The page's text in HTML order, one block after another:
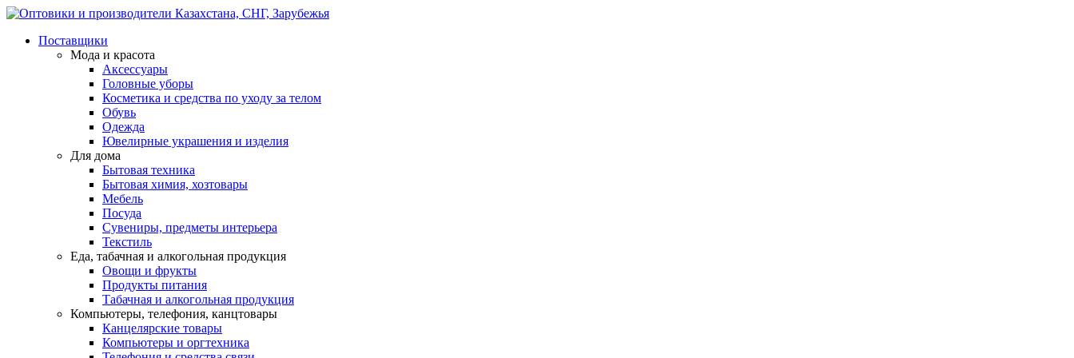
Поставщики
Мода и красота
Аксессуары
Головные уборы
Косметика и средства по уходу за телом
Обувь
Одежда
Ювелирные украшения и изделия
Для дома
Бытовая техника
Бытовая химия, хозтовары
Мебель
Посуда
Сувениры, предметы интерьера
Текстиль
Еда, табачная и алкогольная продукция
Овощи и фрукты
Продукты питания
Табачная и алкогольная продукция
Компьютеры, телефония, канцтовары
Канцелярские товары
Компьютеры и оргтехника